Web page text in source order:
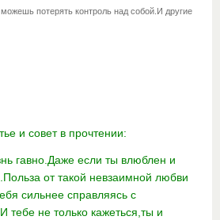
потерять контроль над собой.И другие
совет в прочтении:
если ты влюблен и
от такой невзаимной любви
сильнее справляясь с
не только кажеться,ты и